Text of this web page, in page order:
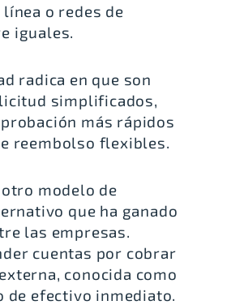
o redes de
iguales.
radica en que son
simplificados,
más rápidos
reembolso flexibles.
modelo de
que ha ganado
las empresas.
cuentas por cobrar
conocida como
de efectivo inmediato.